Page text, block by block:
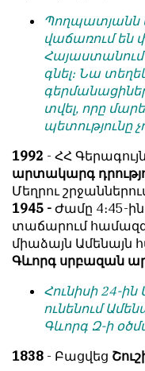
Պողպատյանն
վաճառում են
Հայաստանում
գնել։ Նա
տվել, որը
պետությունը
1992 - ՀՀ
արտակարգ
Մեղրու
1945 - Ժամը 4։45-
տաճարում
միաձայն Ամենայն
Գևորգ սրբազան
Հունիսի 24-
ունենում
Գևորգ Զ-ի
1838 - Բացվեց